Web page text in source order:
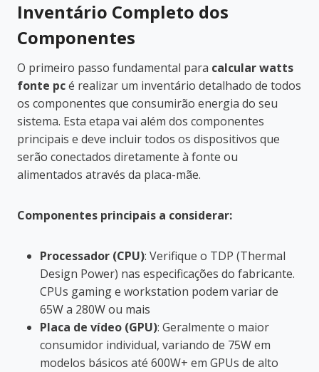
Inventário Completo dos
Componentes
O primeiro passo fundamental para calcular watts
fonte pcé realizar um inventário detalhado de todos
os componentes que consumirão energia do seu
sistema. Esta etapa vai além dos componentes
principais e deve incluir todos os dispositivos que
serão conectados diretamente à fonte ou
alimentados através da placa-mãe.
Componentes principais a considerar:
Processador (CPU): Verifique o TDP (Thermal
Design Power) nas especificações do fabricante.
CPUs gaming e workstation podem variar de
65W a 280W ou mais
Placa de vídeo (GPU): Geralmente o maior
consumidor individual, variando de 75W em
modelos básicos até 600W+ em GPUs de alto